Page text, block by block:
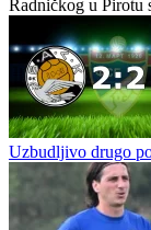
Radničkog u Pirotu
Uzbudljivo drugo